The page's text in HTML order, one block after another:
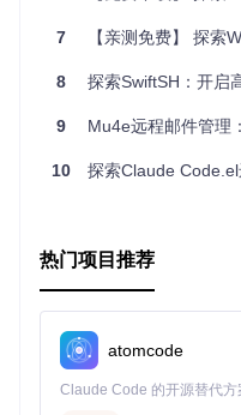
机间执行命令，甚至结
（如YubiKey）等认证
环境变量的加载，增强
品。无论你是希望更有效
通过以上解析，我们可以
还极大地增强了操作的灵
7 【亲测免费】 探索
8 探索SwiftSH：开启
9 Mu4e远程邮件管理
10 探索Claude
热门项目推荐
atomcode